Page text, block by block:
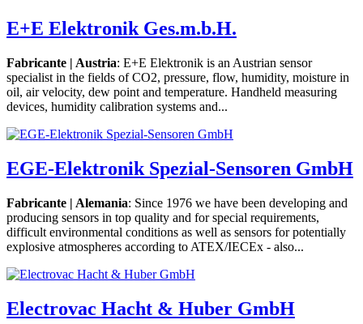
E+E Elektronik Ges.m.b.H.
Fabricante | Austria: E+E Elektronik is an Austrian sensor
specialist in the fields of CO2, pressure, flow, humidity, moisture in
oil, air velocity, dew point and temperature. Handheld measuring
devices, humidity calibration systems and...
EGE-Elektronik Spezial-Sensoren GmbH
Fabricante | Alemania: Since 1976 we have been developing and
producing sensors in top quality and for special requirements,
difficult environmental conditions as well as sensors for potentially
explosive atmospheres according to ATEX/IECEx - also...
Electrovac Hacht & Huber GmbH